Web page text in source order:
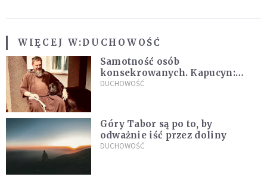
WIĘCEJ W:DUCHOWOŚĆ
Samotność osób
konsekrowanych. Kapucyn:
Życie w pojedynkę rzadko jest
DUCHOWOŚĆ
Góry Tabor są po to, by
odważnie iść przez doliny
DUCHOWOŚĆ